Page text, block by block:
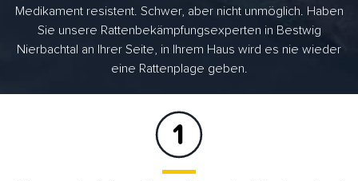
Medikament resistent. Schwer, aber nicht unmöglich. Haben
Sie unsere Rattenbekämpfungsexperten in Bestwig
Nierbachtal an Ihrer Seite, in Ihrem Haus wird es nie wieder
eine Rattenplage geben.